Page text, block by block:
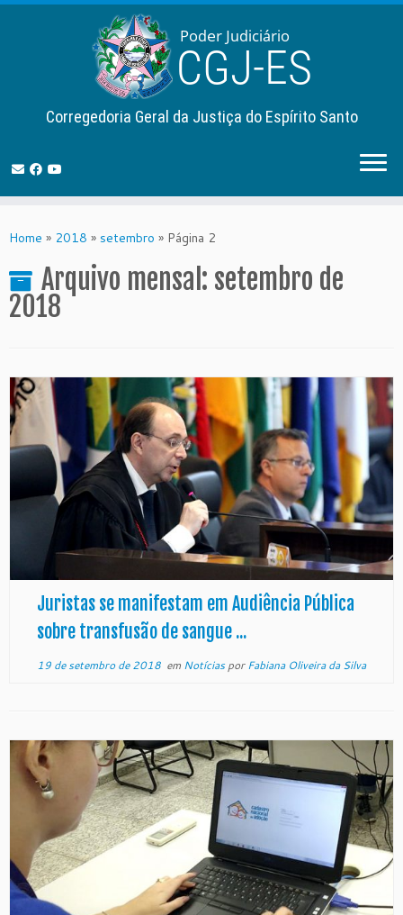
to
Corregedoria Geral da Justiça do Espírito Santo
Home » 2018 » setembro » Página 2
Arquivo mensal: setembro de
2018
Juristas se manifestam em Audiência Pública
sobre transfusão de sangue ...
19 de setembro de 2018em NotíciasporFabiana Oliveira da Silva